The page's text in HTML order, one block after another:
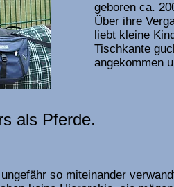
geboren ca.
Über ihre
liebt kleine
Tischkante
angekommen
als Pferde.
so miteinander